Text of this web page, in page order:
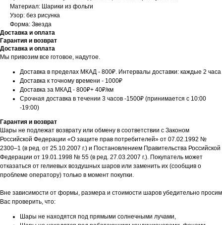
Материал: Шарики из фольги
Узор: без рисунка
Форма: Звезда
Доставка и оплата
Гарантия и возврат
Доставка и оплата
Мы привозим все готовое, надутое.
Доставка в пределах МКАД - 800₽. Интервалы доставки: каждые 2 часа
Доставка к точному времени - 1000₽
Доставка за МКАД - 800₽+ 40₽/км
Срочная доставка в течении 3 часов -1500₽ (принимается с 10:00
-19:00)
Гарантия и возврат
Шары не подлежат возврату или обмену в соответствии с Законом
Российской Федерации «О защите прав потребителей» от 07.02.1992 №
2300–1 (в ред. от 25.10.2007 г.) и Постановлением Правительства Российской
Федерации от 19.01.1998 № 55 (в ред. 27.03.2007 г.). Покупатель может
отказаться от гелиевых воздушных шаров или заменить их (сообщив о
проблеме оператору) только в момент покупки.
Вне зависимости от формы, размера и стоимости шаров убедительно просим
Вас проверить, что:
Шары не находятся под прямыми солнечными лучами,